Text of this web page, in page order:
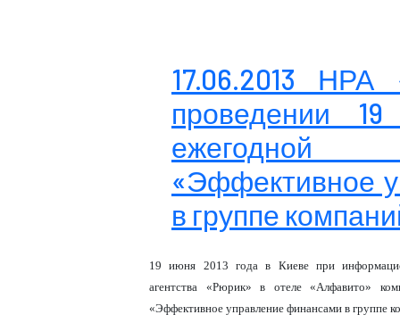
17.06.2013
проведении
«Эффективное
в группе
19 июня 2013 годав Киеве при
агентства «Рюрик» в отеле «Алфавито»
«Эффективное управление финансами в группе